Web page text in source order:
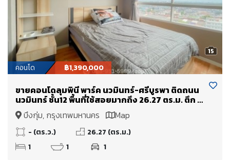
15
คอนโด ฿1,390,000
ขายคอนโดลุมพินี พาร์ค นวมินทร์-ศรีบูรพา ติดถนน
นวมินทร์ ชั้น12 พื้นที่ใช้สอยมากถึง 26.27 ตร.ม. ตึก A1
เข้า-ออกสะดวก
บึงกุ่ม, กรุงเทพมหานคร Map
- (ตร.ว.)
26.27 (ตร.ม.)
1
1 1